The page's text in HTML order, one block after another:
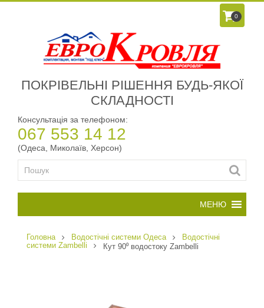
0
ПОКРІВЕЛЬНІ РІШЕННЯ БУДЬ-ЯКОЇ
СКЛАДНОСТІ
Консультація за телефоном:
067 553 14 12
(Одеса, Миколаїв, Херсон)
Головна Водостічні системи Одеса
Водостічні
системи Zambelli
Кут 90⁰ водостоку Zambelli